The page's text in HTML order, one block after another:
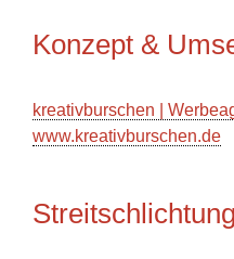
Konzept &
kreativburschen |
www.kreativburschen.de
Streitschlichtung